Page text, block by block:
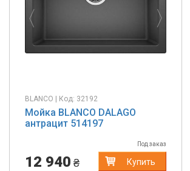
BLANCO | Код: 32192
Мойка BLANCO DALAGO
антрацит 514197
Под заказ
12 940 ₴ Купить